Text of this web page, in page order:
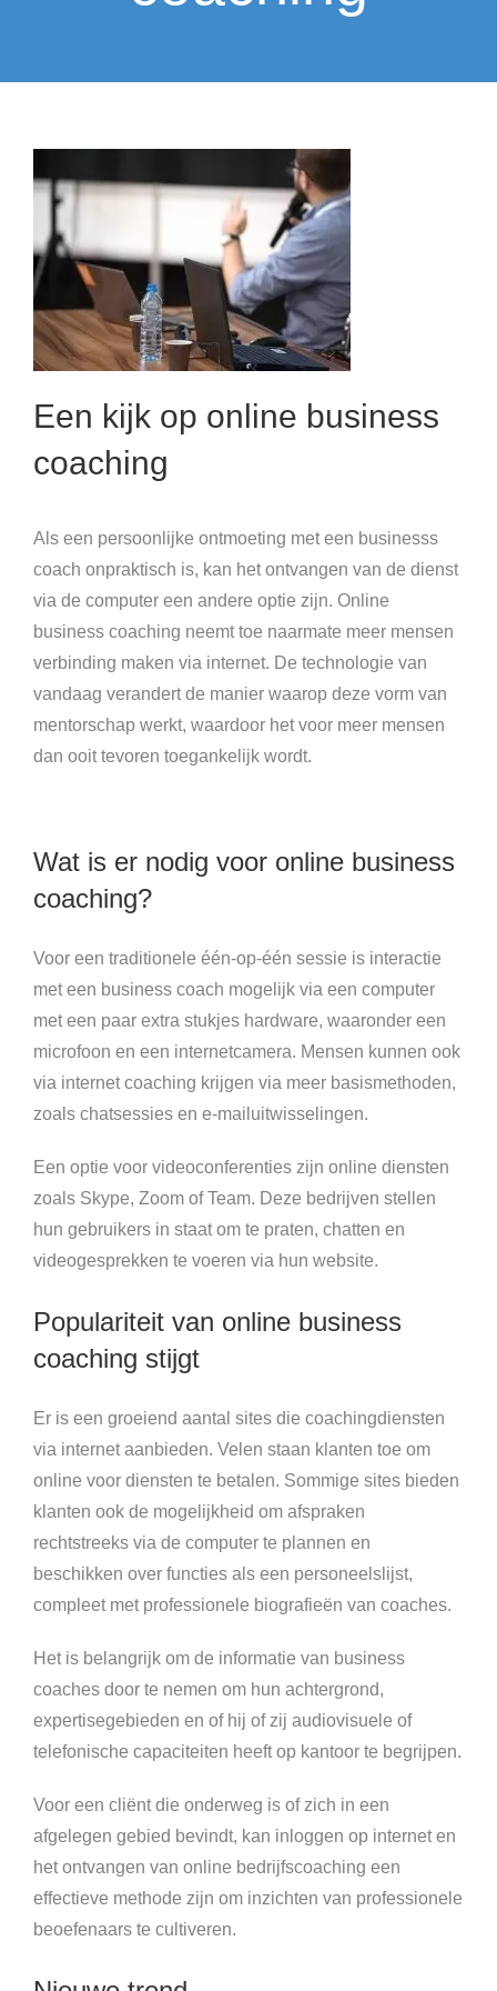
Een kijk op online business
coaching
Als een persoonlijke ontmoeting met een businesss
coach onpraktisch is, kan het ontvangen van de dienst
via de computer een andere optie zijn. Online
business coaching neemt toe naarmate meer mensen
verbinding maken via internet. De technologie van
vandaag verandert de manier waarop deze vorm van
mentorschap werkt, waardoor het voor meer mensen
dan ooit tevoren toegankelijk wordt.
Wat is er nodig voor online business
coaching?
Voor een traditionele één-op-één sessie is interactie
met een business coach mogelijk via een computer
met een paar extra stukjes hardware, waaronder een
microfoon en een internetcamera. Mensen kunnen ook
via internet coaching krijgen via meer basismethoden,
zoals chatsessies en e-mailuitwisselingen.
Een optie voor videoconferenties zijn online diensten
zoals Skype, Zoom of Team. Deze bedrijven stellen
hun gebruikers in staat om te praten, chatten en
videogesprekken te voeren via hun website.
Populariteit van online business
coaching stijgt
Er is een groeiend aantal sites die coachingdiensten
via internet aanbieden. Velen staan ​​klanten toe om
online voor diensten te betalen. Sommige sites bieden
klanten ook de mogelijkheid om afspraken
rechtstreeks via de computer te plannen en
beschikken over functies als een personeelslijst,
compleet met professionele biografieën van coaches.
Het is belangrijk om de informatie van business
coaches door te nemen om hun achtergrond,
expertisegebieden en of hij of zij audiovisuele of
telefonische capaciteiten heeft op kantoor te begrijpen.
Voor een cliënt die onderweg is of zich in een
afgelegen gebied bevindt, kan inloggen op internet en
het ontvangen van online bedrijfscoaching een
effectieve methode zijn om inzichten van professionele
beoefenaars te cultiveren.